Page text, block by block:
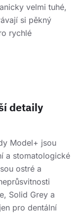
velmi tuhé,
si pěkný
rychlé
detaily
Model+ jsou
a stomatologické
ostré a
Solid Grey a
pro dentální